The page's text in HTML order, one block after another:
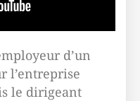
d’un
l’entreprise
le dirigeant